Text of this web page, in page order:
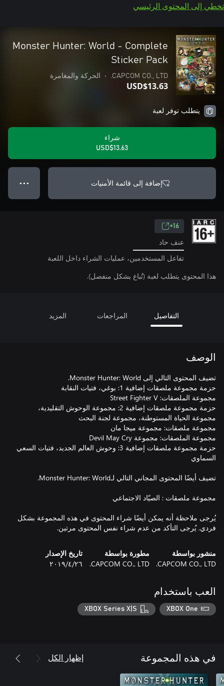
تخطي إلى المحتوى الرئيسي
Monster Hunter: World - Complete
Sticker Pack
CAPCOM CO., LTD.
• الحركة والمغامرة
USD$13.63
يتطلب توفر لعبة
شراء
USD$13.63
إضافة إلى قائمة الأمنيات ● ● ●
16+
عنف حاد
تفاعل المستخدمين، عمليات الشراء داخل اللعبة
هذا المحتوى يتطلب لعبة (تُباع بشكل منفصل).
التفاصيل المراجعات المزيد
الوصف
حزمة مجموعة ملصقات إضافية 2: مجموعة الوحوش التقليدية،
حزمة مجموعة ملصقات إضافية 3: وحوش العالم الجديد، فتيات السعي
يُرجى ملاحظة أنه يمكن أيضًا شراء المحتوى في هذه المجموعة بشكل
فردي. يُرجى التأكد من عدم شراء نفس المحتوى مرتين.
منشور بواسطة
CAPCOM CO., LTD.
مطورة بواسطة
CAPCOM CO., LTD.
تاريخ الإصدار
٢٦‏/٤‏/٢٠١٩
العب باستخدام
XBOX One
XBOX Series X|S
في هذه المجموعة إظهار الكل